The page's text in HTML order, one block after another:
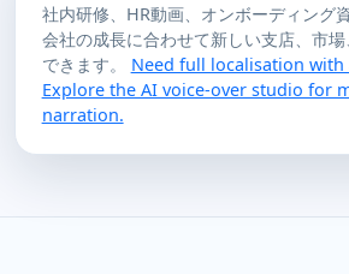
社内研修、HR動画、オンボーディング
会社の成長に合わせて新しい支店、市
できます。 Need full localisation with
Explore the AI voice-over studio for
narration.